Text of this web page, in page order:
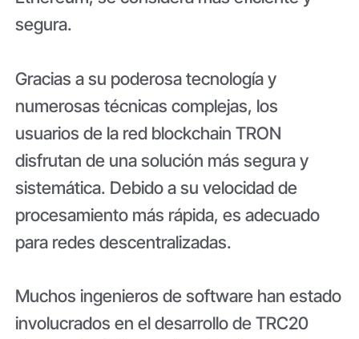
segura.
Gracias a su poderosa tecnología y
numerosas técnicas complejas, los
usuarios de la red blockchain TRON
disfrutan de una solución más segura y
sistemática. Debido a su velocidad de
procesamiento más rápida, es adecuado
para redes descentralizadas.
Muchos ingenieros de software han estado
involucrados en el desarrollo de TRC20